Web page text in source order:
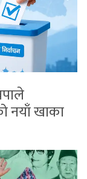
नयाँ खाका